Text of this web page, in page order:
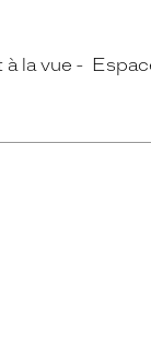
la vue